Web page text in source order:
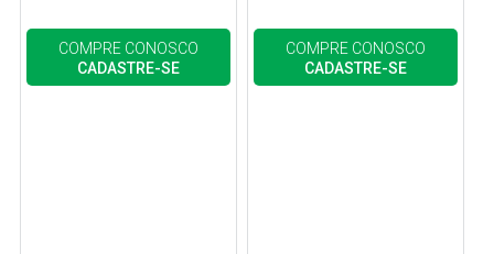
COMPRE CONOSCO
CADASTRE-SE
COMPRE CONOSCO
CADASTRE-SE